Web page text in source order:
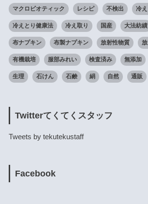
マクロビオティック レシピ 不検出 冷
冷えとり健康法 冷え取り 国産 大法紡績
布ナプキン 布製ナプキン 放射性物質
有機栽培 服部みれい 検査済み 無添加
生理 石けん 石鹸 絹 自然 通販
Twitterてくてくスタッフ
Tweets by tekutekustaff
Facebook